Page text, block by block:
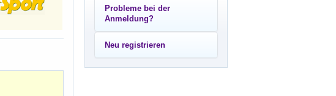
Probleme bei der
Anmeldung?
Neu registrieren